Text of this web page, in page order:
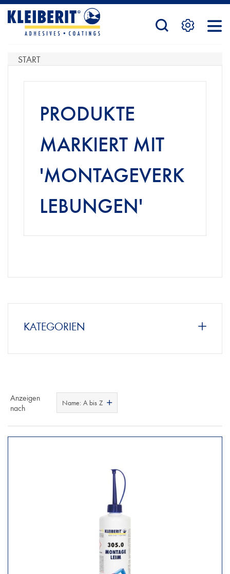
STARTSEITE
PRODUKTE
KONTAKTFORMULAR
START
PRODUKTE
MARKIERT MIT
'MONTAGEVERK
LEBUNGEN'
KATEGORIEN
Anzeigen
nach
Name: A bis Z